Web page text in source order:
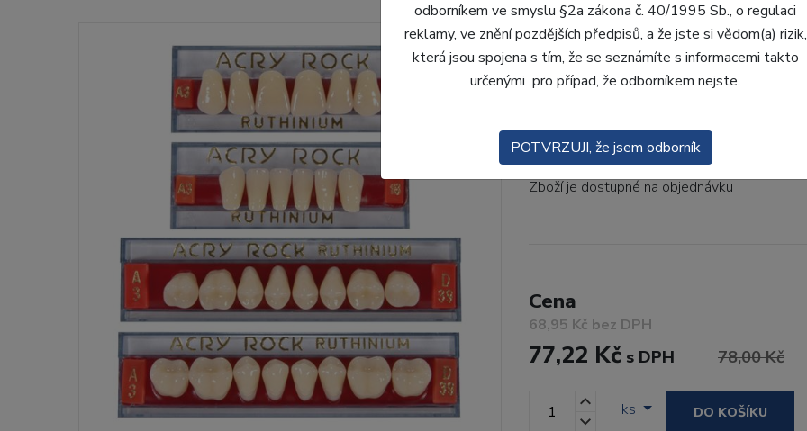
AcryRock frontální D
• Dvouvrstvé velmi estetické pryskyřičné
zub.• Díky použití speciální pryskyřice
Kód produktu: 801526
Zboží je dostupné na objednávku
Cena
68,95 Kč bez DPH
77,22 Kč s DPH 78,00 Kč
ks DO KOŠÍKU
odborníkem ve smyslu §2a zákona č. 40/1995 Sb., o regulaci
reklamy, ve znění pozdějších předpisů, a že jste si vědom(a) rizik,
která jsou spojena s tím, že se seznámíte s informacemi takto
určenými pro případ, že odborníkem nejste.
POTVRZUJI, že jsem odborník